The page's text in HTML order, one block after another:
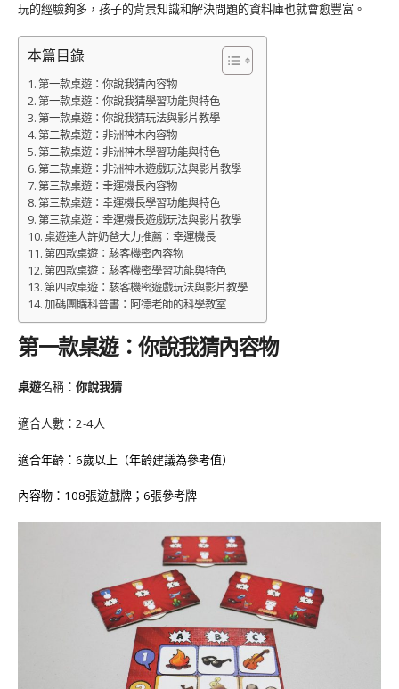
玩的經驗夠多，孩子的背景知識和解決問題的資料庫也就會愈豐富。
本篇目錄
第一款桌遊：你說我猜內容物
第一款桌遊：你說我猜學習功能與特色
第一款桌遊：你說我猜玩法與影片教學
第二款桌遊：非洲神木內容物
第二款桌遊：非洲神木學習功能與特色
第二款桌遊：非洲神木遊戲玩法與影片教學
第三款桌遊：幸運機長內容物
第三款桌遊：幸運機長學習功能與特色
第三款桌遊：幸運機長遊戲玩法與影片教學
桌遊達人許奶爸大力推薦：幸運機長
第四款桌遊：駭客機密內容物
第四款桌遊：駭客機密學習功能與特色
第四款桌遊：駭客機密遊戲玩法與影片教學
加碼團購科普書：阿德老師的科學教室
第一款桌遊：你說我猜內容物
桌遊名稱： 你說我猜
適合人數：2-4人
適合年齡： 6歲以上（年齡建議為參考值）
內容物： 108張遊戲牌； 6張參考牌